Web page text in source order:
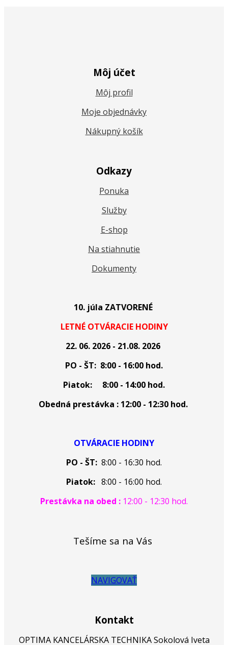
Môj účet
Môj profil
Moje objednávky
Nákupný košík
Odkazy
Ponuka
Služby
E-shop
Na stiahnutie
Dokumenty
10. júla ZATVORENÉ
LETNÉ OTVÁRACIE HODINY
22. 06. 2026 - 21.08. 2026
PO - ŠT: 8:00 - 16:00 hod.
Piatok: 8:00 - 14:00 hod.
Obedná prestávka : 12:00 - 12:30 hod.
OTVÁRACIE HODINY
PO - ŠT: 8:00 - 16:30 hod.
Piatok: 8:00 - 16:00 hod.
Prestávka na obed : 12:00 - 12:30 hod.
Tešíme sa na Vás
NAVIGOVAŤ
Kontakt
OPTIMA KANCELÁRSKA TECHNIKA Sokolová Iveta